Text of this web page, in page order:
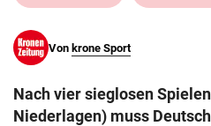
search
eingeben
Von krone Sport
Nach vier sieglosen
Niederlagen) muss